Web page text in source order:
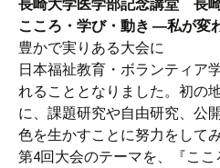
長崎大学医学部記念講堂 長
こころ・学び・動き ―私が変
豊かで実りある大会に
日本福祉教育・ボランティア
れることとなりました。初の
に、課題研究や自由研究、公
色を生かすことに努力をしてみ
第4回大会のテーマを、『こ